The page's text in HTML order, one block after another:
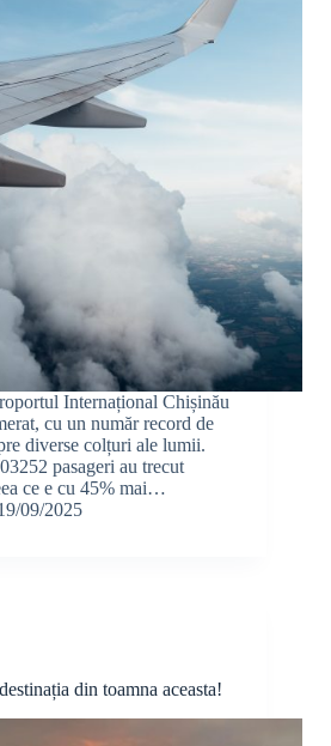
Internațional Chișinău
cu un număr record de
diverse colțuri ale lumii.
pasageri au trecut
ce e cu 45% mai…
09/2025
din toamna aceasta!